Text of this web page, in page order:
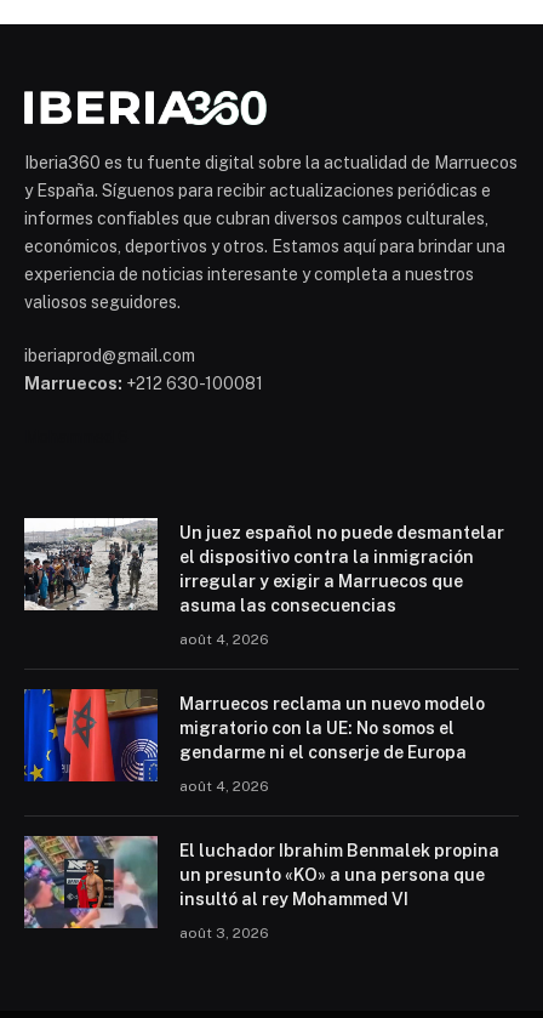
Iberia360 es tu fuente digital sobre la actualidad de Marruecos
y España. Síguenos para recibir actualizaciones periódicas e
informes confiables que cubran diversos campos culturales,
económicos, deportivos y otros. Estamos aquí para brindar una
experiencia de noticias interesante y completa a nuestros
valiosos seguidores.
iberiaprod@gmail.com
Marruecos: +212 630-100081
Un juez español no puede desmantelar
el dispositivo contra la inmigración
irregular y exigir a Marruecos que
asuma las consecuencias
août 4, 2026
Marruecos reclama un nuevo modelo
migratorio con la UE: No somos el
gendarme ni el conserje de Europa
août 4, 2026
El luchador Ibrahim Benmalek propina
un presunto «KO» a una persona que
insultó al rey Mohammed VI
août 3, 2026